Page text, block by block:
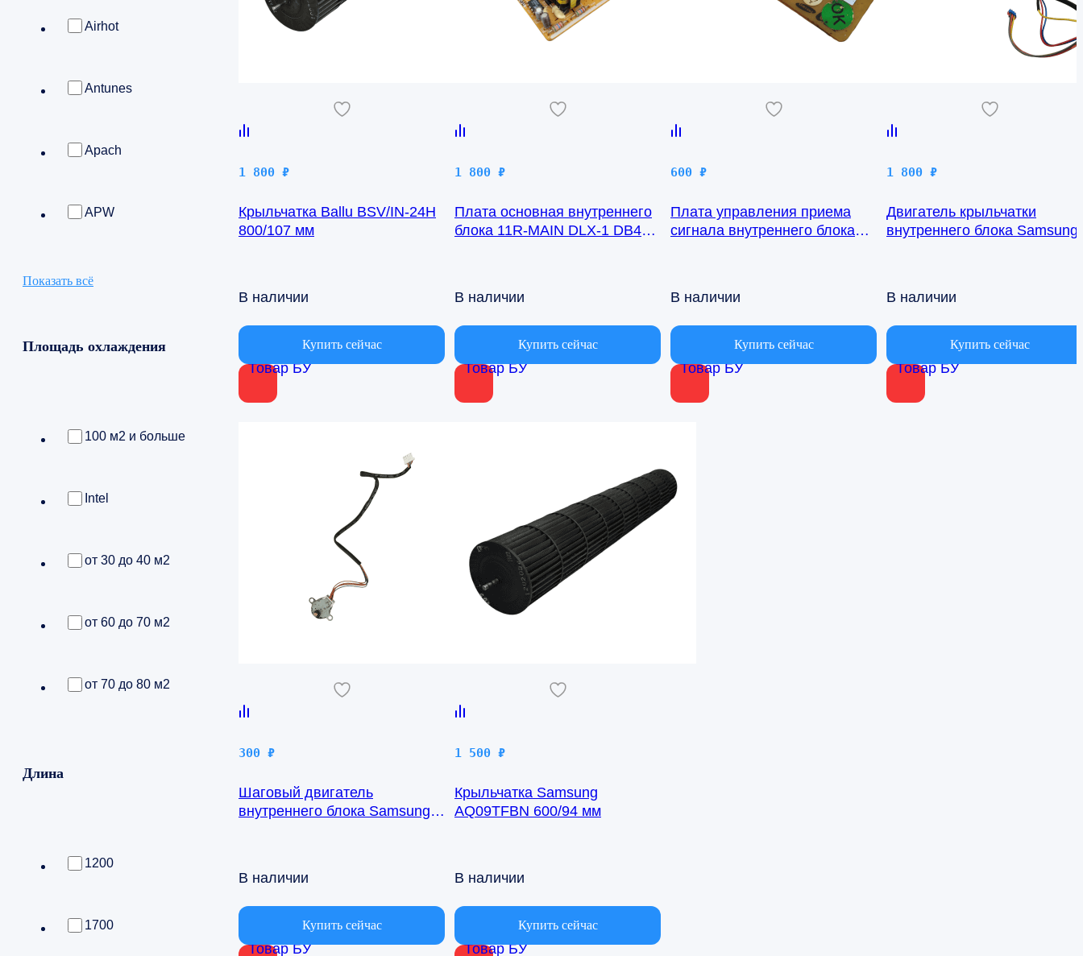
Airhot
Antunes
Apach
APW
Показать всё
Площадь охлаждения
100 м2 и больше
Intel
от 30 до 40 м2
от 60 до 70 м2
от 70 до 80 м2
Длина
1200
1700
Товар БУ
1 800 ₽
Крыльчатка Ballu BSV/IN-24H
800/107 мм
В наличии
Купить сейчас
Товар БУ
1 800 ₽
Плата основная внутреннего
блока 11R-MAIN DLX-1 DB41-
В наличии
Купить сейчас
Товар БУ
600 ₽
Плата управления приема
сигнала внутреннего блока
В наличии
Купить сейчас
Товар БУ
1 800 ₽
Двигатель крыльчатки
внутреннего блока Samsung
В наличии
Купить сейчас
Товар БУ
300 ₽
Шаговый двигатель
внутреннего блока Samsung
В наличии
Купить сейчас
Товар БУ
1 500 ₽
Крыльчатка Samsung
AQ09TFBN 600/94 мм
В наличии
Купить сейчас